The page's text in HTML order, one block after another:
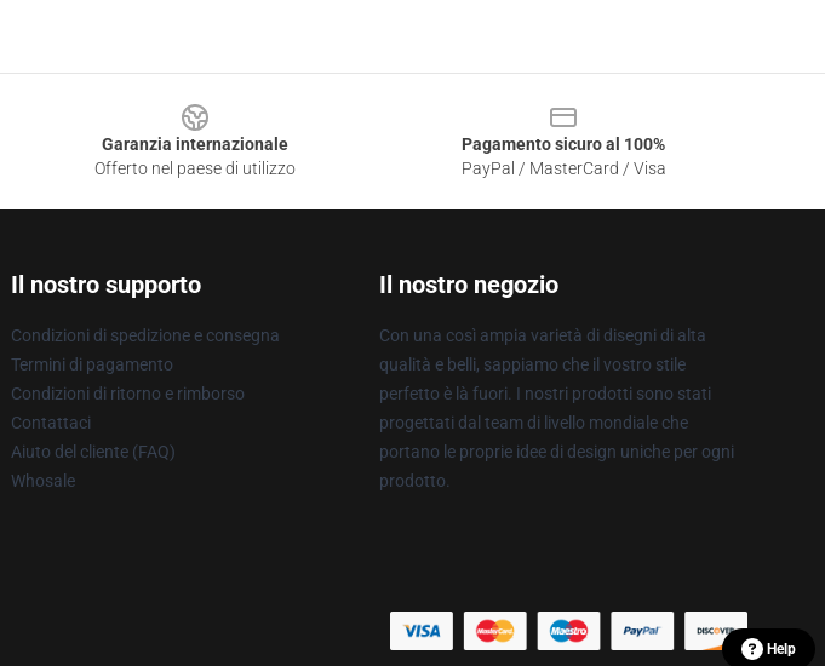
Garanzia internazionale
Offerto nel paese di utilizzo
Pagamento sicuro al 100%
PayPal / MasterCard / Visa
Il nostro supporto
Condizioni di spedizione e consegna
Termini di pagamento
Condizioni di ritorno e rimborso
Contattaci
Aiuto del cliente (FAQ)
Whosale
Il nostro negozio
Con una così ampia varietà di disegni di alta
qualità e belli, sappiamo che il vostro stile
perfetto è là fuori. I nostri prodotti sono stati
progettati dal team di livello mondiale che
portano le proprie idee di design uniche per ogni
prodotto.
Help